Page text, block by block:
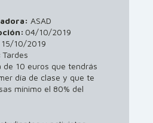
ASAD
04/10/2019
15/10/2019
Tardes
de 10 euros que tendrás
día de clase y que te
mínimo el 80% del